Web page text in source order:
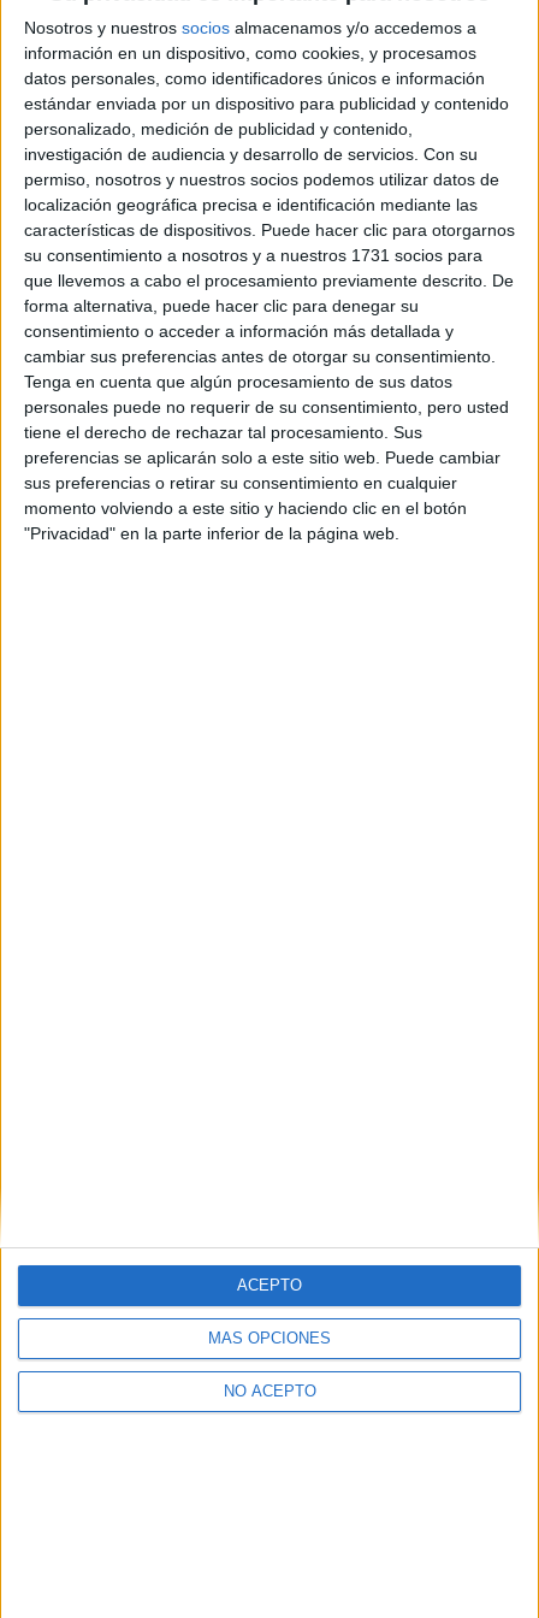
Nosotros y nuestros socios almacenamos y/o accedemos a
información en un dispositivo, como cookies, y procesamos
datos personales, como identificadores únicos e información
estándar enviada por un dispositivo para publicidad y contenido
personalizado, medición de publicidad y contenido,
investigación de audiencia y desarrollo de servicios. Con su
permiso, nosotros y nuestros socios podemos utilizar datos de
localización geográfica precisa e identificación mediante las
características de dispositivos. Puede hacer clic para otorgarnos
su consentimiento a nosotros y a nuestros 1731 socios para
que llevemos a cabo el procesamiento previamente descrito. De
forma alternativa, puede hacer clic para denegar su
consentimiento o acceder a información más detallada y
cambiar sus preferencias antes de otorgar su consentimiento.
Tenga en cuenta que algún procesamiento de sus datos
personales puede no requerir de su consentimiento, pero usted
tiene el derecho de rechazar tal procesamiento. Sus
preferencias se aplicarán solo a este sitio web. Puede cambiar
sus preferencias o retirar su consentimiento en cualquier
momento volviendo a este sitio y haciendo clic en el botón
"Privacidad" en la parte inferior de la página web.
MÁS OPCIONES
NO ACEPTO
ACEPTO
41008 Sevilla, Sevilla
+
-
Leaflet| OSM Mapnik
Explora más
¿No es exactamente lo que buscas? Estas son las
alternativas más relevantes.
Inicie sesiónoregístresepara comentar